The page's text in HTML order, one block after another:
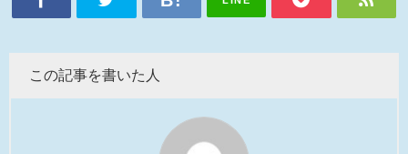
この記事を書いた人